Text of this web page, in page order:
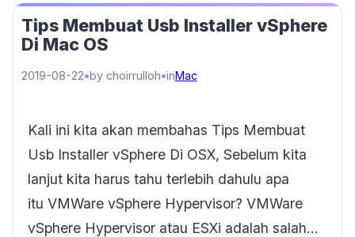
Tips Membuat Usb Installer vSphere
Di Mac OS
2019-08-22 by choirrulloh inMac
Kali ini kita akan membahas Tips Membuat
Usb Installer vSphere Di OSX, Sebelum kita
lanjut kita harus tahu terlebih dahulu apa
itu VMWare vSphere Hypervisor? VMWare
vSphere Hypervisor atau ESXi adalah salah…